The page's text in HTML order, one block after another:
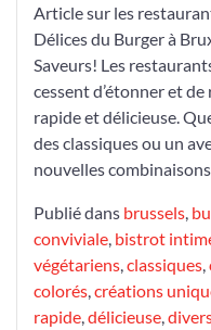
de
la
Capitale!
Article sur les
Délices du Burger à
Saveurs! Les
cessent d’étonner et
rapide et délicieuse.
des classiques ou un
nouvelles
Publié dans brussels,
conviviale, bistrot
végétariens,classiques,
colorés,créations
rapide,délicieuse,